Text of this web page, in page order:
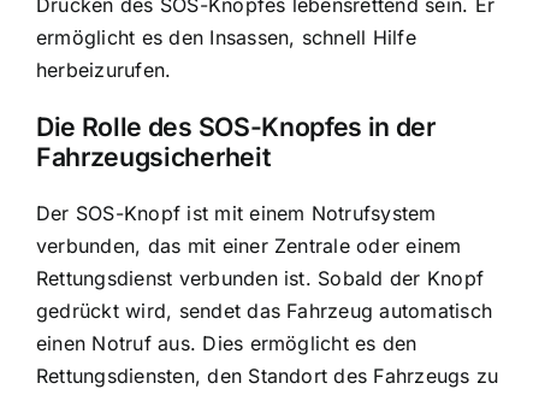
ermöglicht es den Insassen, schnell Hilfe
herbeizurufen.
Die Rolle des SOS-Knopfes in der
Fahrzeugsicherheit
Der SOS-Knopf ist mit einem Notrufsystem
verbunden, das mit einer Zentrale oder einem
Rettungsdienst verbunden ist. Sobald der Knopf
gedrückt wird, sendet das Fahrzeug automatisch
einen Notruf aus. Dies ermöglicht es den
Rettungsdiensten, den Standort des Fahrzeugs zu